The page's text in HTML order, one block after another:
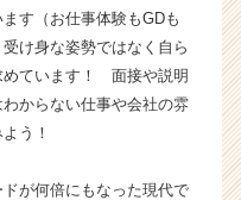
す（お仕事体験もGDも
け身な姿勢ではなく自ら
めています！ 面接や説明
からない仕事や会社の雰
う！
が何倍にもなった現代で